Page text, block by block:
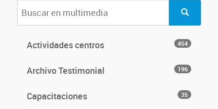
Actividades centros 454
Archivo Testimonial 196
Capacitaciones 35